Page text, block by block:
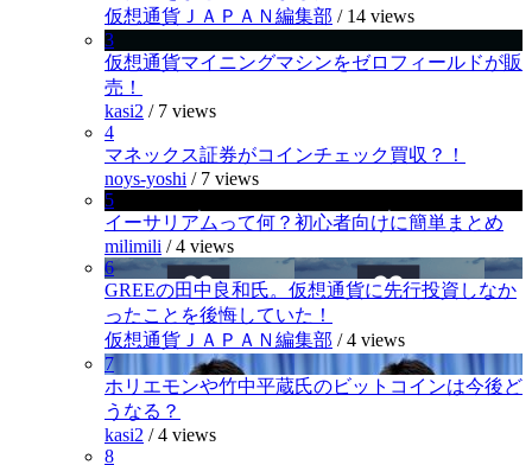
仮想通貨ＪＡＰＡＮ編集部 / 14 views
3
仮想通貨マイニングマシンをゼロフィールドが販
売！
kasi2 / 7 views
4
マネックス証券がコインチェック買収？！
noys-yoshi / 7 views
5
イーサリアムって何？初心者向けに簡単まとめ
milimili /4 views
6
GREEの田中良和氏。仮想通貨に先行投資しなか
ったことを後悔していた！
仮想通貨ＪＡＰＡＮ編集部 /4 views
7
ホリエモンや竹中平蔵氏のビットコインは今後ど
うなる？
kasi2 /4 views
8